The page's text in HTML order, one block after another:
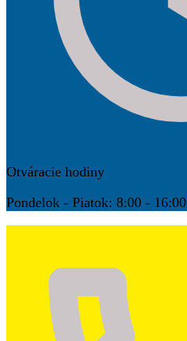
Otváracie hodiny
Pondelok - Piatok: 8:00 - 16:00